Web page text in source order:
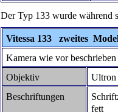
Der Typ 133 wurde während
Vitessa 133 zweites
Kamera wie vor
Objektiv
Ultron
Beschriftungen
fett